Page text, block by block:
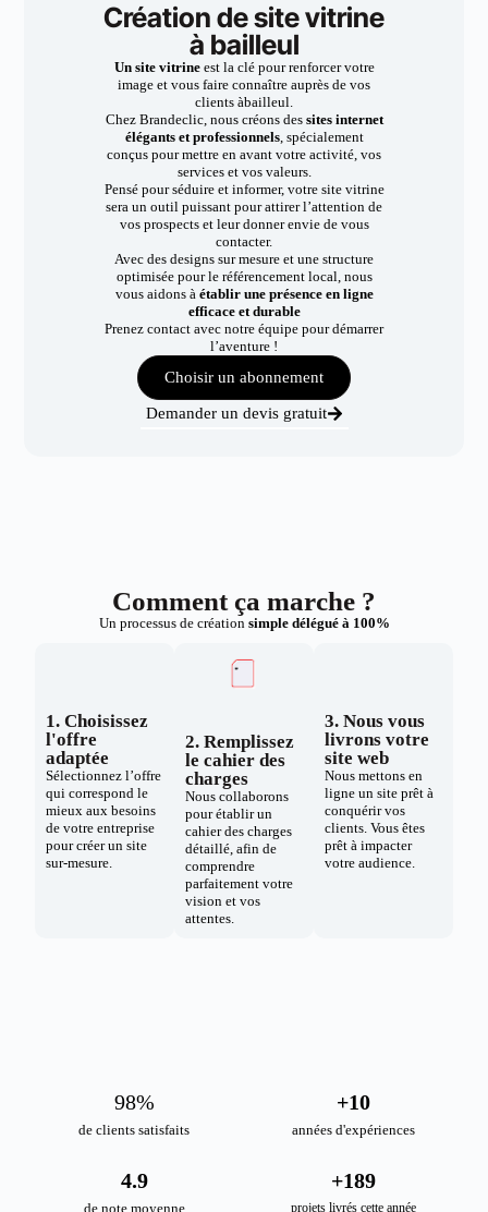
Création de site vitrine
à bailleul
Un site vitrineest la clé pour renforcer votre
image et vous faire connaître auprès de vos
clients àbailleul.
Chez Brandeclic, nous créons dessites internet
élégants et professionnels, spécialement
conçus pour mettre en avant votre activité, vos
services et vos valeurs.
Pensé pour séduire et informer, votre site vitrine
sera un outil puissant pour attirer l’attention de
vos prospects et leur donner envie de vous
contacter.
Avec des designs sur mesure et une structure
optimisée pour le référencement local, nous
vous aidons à établir une présence en ligne
efficace et durable
Prenez contact avec notre équipe pour démarrer
l’aventure !
Choisir un abonnement
Demander un devis gratuit
Comment ça marche ?
Un processus de création simple délégué à 100%
1. Choisissez
l'offre
adaptée
Sélectionnez l’offre
qui correspond le
mieux aux besoins
de votre entreprise
pour créer un site
sur-mesure.
2. Remplissez
le cahier des
charges
Nous collaborons
pour établir un
cahier des charges
détaillé, afin de
comprendre
parfaitement votre
vision et vos
attentes.
3. Nous vous
livrons votre
site web
Nous mettons en
ligne un site prêt à
conquérir vos
clients. Vous êtes
prêt à impacter
votre audience.
de clients satisfaits
98%
années d'expériences
+10
de note moyenne
4.9
projets livrés cette année
+189